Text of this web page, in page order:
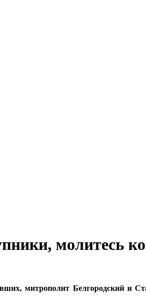
молитесь
митрополит Белгородский и